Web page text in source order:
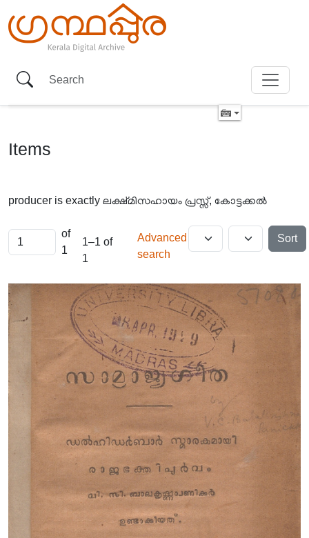
Items
producer is exactly ലക്ഷ്മിസഹായം പ്രസ്സ്, കോട്ടക്കൽ
of
1
1–1 of
1
Advanced
search
Sort